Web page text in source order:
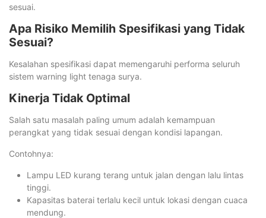
sesuai.
Apa Risiko Memilih Spesifikasi yang Tidak
Sesuai?
Kesalahan spesifikasi dapat memengaruhi performa seluruh
sistem warning light tenaga surya.
Kinerja Tidak Optimal
Salah satu masalah paling umum adalah kemampuan
perangkat yang tidak sesuai dengan kondisi lapangan.
Contohnya:
Lampu LED kurang terang untuk jalan dengan lalu lintas
tinggi.
Kapasitas baterai terlalu kecil untuk lokasi dengan cuaca
mendung.